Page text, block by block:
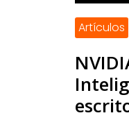
Artículos